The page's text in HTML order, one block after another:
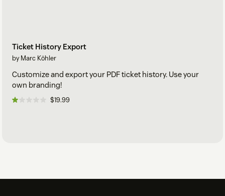
Ticket History Export
by Marc Köhler
Customize and export your PDF ticket history. Use your
own branding!
$19.99